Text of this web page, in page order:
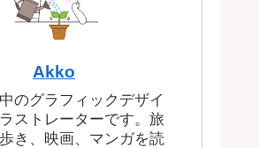
Akko
のグラフィックデザイ
ストレーターです。旅
き、映画、マンガを読